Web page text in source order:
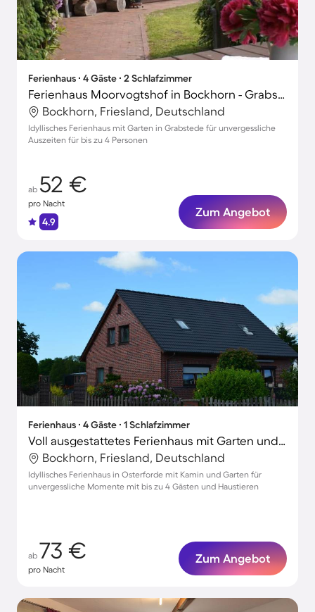
Ferienhaus ∙ 4 Gäste ∙ 2 Schlafzimmer
Ferienhaus Moorvogtshof in Bockhorn - Grabstede
Bockhorn, Friesland, Deutschland
Idyllisches Ferienhaus mit Garten in Grabstede für unvergessliche
Auszeiten für bis zu 4 Personen
ab 52 €
pro Nacht
4.9
Zum Angebot
Ferienhaus ∙ 4 Gäste ∙ 1 Schlafzimmer
Voll ausgestattetes Ferienhaus mit Garten und Terrasse | Haustierfreundlich
Bockhorn, Friesland, Deutschland
Idyllisches Ferienhaus in Osterforde mit Kamin und Garten für
unvergessliche Momente mit bis zu 4 Gästen und Haustieren
ab 73 €
pro Nacht
Zum Angebot